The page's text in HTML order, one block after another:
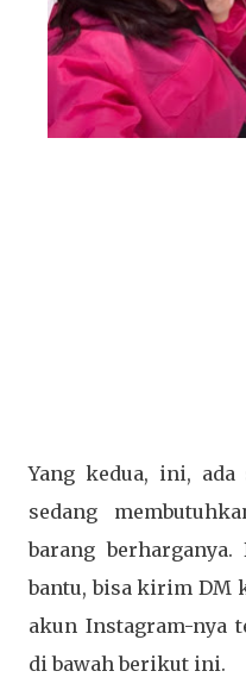
Yang kedua, ini,
sedang
barang
bantu, bisa kirim DM
akun Instagram-nya
di bawah berikut ini.